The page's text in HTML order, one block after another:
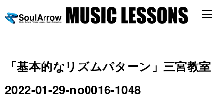
「基本的なリズムパターン」三宮教室
2022-01-29-no0016-1048